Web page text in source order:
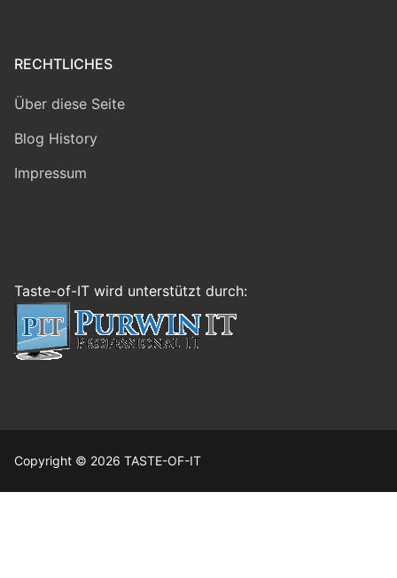
RECHTLICHES
Über diese Seite
Blog History
Impressum
Taste-of-IT wird unterstützt durch:
Copyright © 2026 TASTE-OF-IT